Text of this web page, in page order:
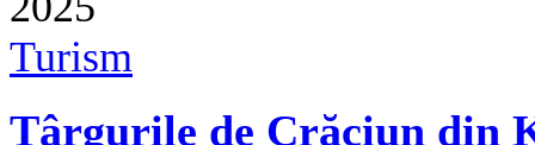
Turism
Târgurile de Crăciun din